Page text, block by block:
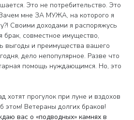
Это не потребительство. Это
мне ЗА МУЖА, на которого я
Своими доходами я распоряжусь
брак, совместное имущество,
выгоды и преимущества вашего
дело непопулярное. Разве что
помощь нуждающимся. Но, это
хотят прогулок при луне и вздохов
этом! Ветераны долгих браков!
вас о «подводных» камнях в